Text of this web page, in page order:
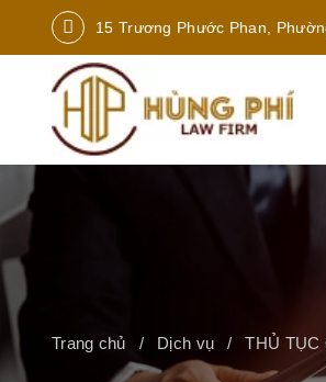
15 Trương Phước Phan,
Trang chủ Dịch vụ THỦ TỤC